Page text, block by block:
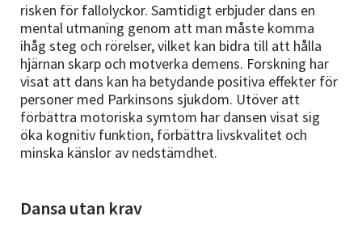
risken för fallolyckor. Samtidigt erbjuder dans en
mental utmaning genom att man måste komma
ihåg steg och rörelser, vilket kan bidra till att hålla
hjärnan skarp och motverka demens. Forskning har
visat att dans kan ha betydande positiva effekter för
personer med Parkinsons sjukdom. Utöver att
förbättra motoriska symtom har dansen visat sig
öka kognitiv funktion, förbättra livskvalitet och
minska känslor av nedstämdhet.
Dansa utan krav